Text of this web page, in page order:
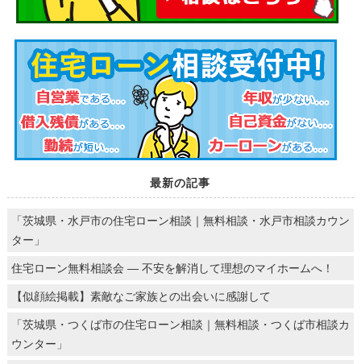
最新の記事
「茨城県・水戸市の住宅ローン相談｜無料相談・水戸市相談カウン
ター」
住宅ローン無料相談会 ― 不安を解消して理想のマイホームへ！
【似顔絵掲載】素敵なご家族との出会いに感謝して
「茨城県・つくば市の住宅ローン相談｜無料相談・つくば市相談カ
ウンター」